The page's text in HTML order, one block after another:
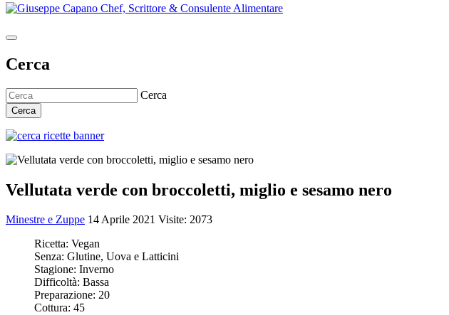
Cerca
Cerca
Cerca
Vellutata verde con broccoletti, miglio e sesamo nero
Minestre e Zuppe 14 Aprile 2021 Visite: 2073
Ricetta: Vegan
Senza: Glutine, Uova e Latticini
Stagione: Inverno
Difficoltà: Bassa
Preparazione: 20
Cottura: 45